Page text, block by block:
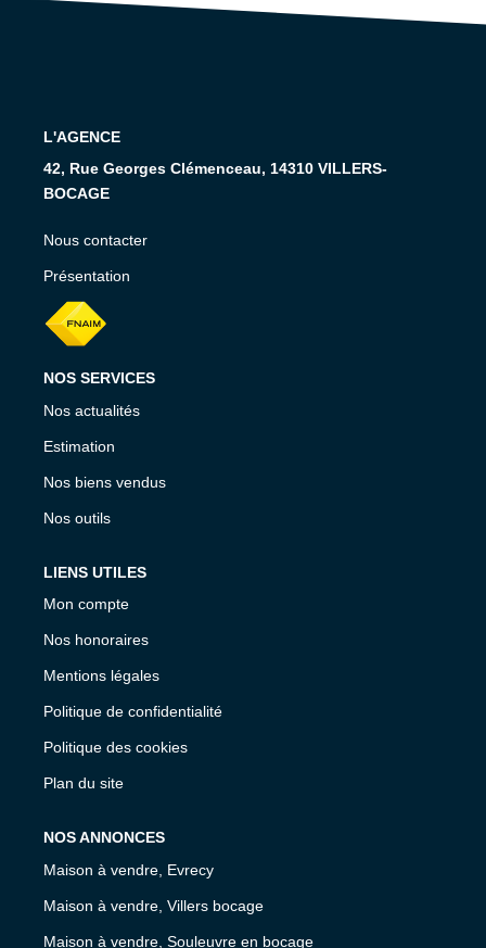
L'AGENCE
42, Rue Georges Clémenceau, 14310 VILLERS-
BOCAGE
Nous contacter
Présentation
NOS SERVICES
Nos actualités
Estimation
Nos biens vendus
Nos outils
LIENS UTILES
Mon compte
Nos honoraires
Mentions légales
Politique de confidentialité
Politique des cookies
Plan du site
NOS ANNONCES
Maison à vendre, Evrecy
Maison à vendre, Villers bocage
Maison à vendre, Souleuvre en bocage